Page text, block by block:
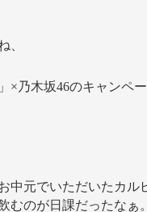
、
×乃木坂46のキャンペ
中元でいただいたカル
むのが日課だったなぁ